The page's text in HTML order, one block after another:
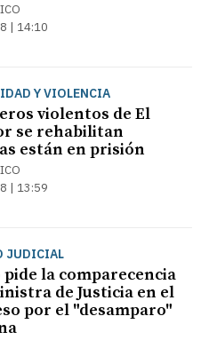
| 14:10
Y VIOLENCIA
violentos de El
se rehabilitan
están en prisión
| 13:59
JUDICIAL
pide la comparecencia
de Justicia en el
por el "desamparo"